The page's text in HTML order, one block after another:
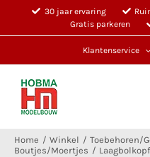
30 jaar ervaring
Gratis parkeren
Klantenservice
Home Winkel
Toebehoren/
Boutjes/Moertjes